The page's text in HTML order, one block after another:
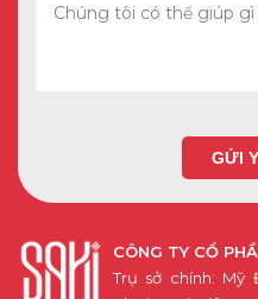
CÔNG TY CỔ
Trụ sở chính: Mỹ
Chúng tôi có thể giúp gì
GỬI